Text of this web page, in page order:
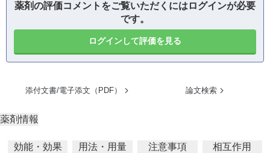
薬剤の評価コメントをご覧いただくにはログインが必要
です。
ログインして評価を見る
添付文書/電子添文（PDF） 論文検索
薬剤情報
効能・効果 用法・用量 注意事項
相互作用